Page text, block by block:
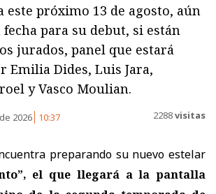
este próximo 13 de agosto, aún
para su debut, si están
jurados, panel que estará
Emilia Dides, Luis Jara,
y Vasco Moulian.
2026 10:37 2288visitas
preparando su nuevo estelar
el que llegará a la pantalla